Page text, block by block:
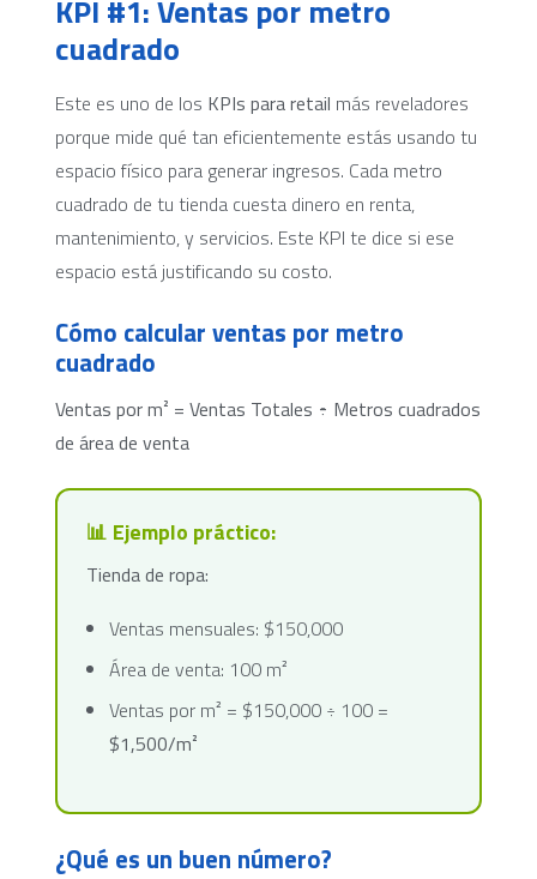
KPI #1: Ventas por metro
cuadrado
Este es uno de los KPIs para retail más reveladores
porque mide qué tan eficientemente estás usando tu
espacio físico para generar ingresos. Cada metro
cuadrado de tu tienda cuesta dinero en renta,
mantenimiento, y servicios. Este KPI te dice si ese
espacio está justificando su costo.
Cómo calcular ventas por metro
cuadrado
Ventas por m² = Ventas Totales ÷ Metros cuadrados
de área de venta
📊 Ejemplo práctico:
Tienda de ropa:
Ventas mensuales: $150,000
Área de venta: 100 m²
Ventas por m² = $150,000 ÷ 100 =
$1,500/m²
¿Qué es un buen número?